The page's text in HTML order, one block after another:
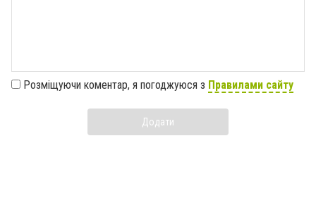
Розміщуючи коментар, я погоджуюся з Правилами сайту
Додати